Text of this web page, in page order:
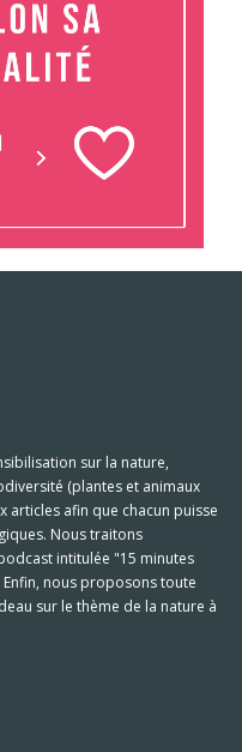
sur la nature,
(plantes et animaux
articles afin que chacun puisse
Nous traitons
intitulée "15 minutes
nous proposons toute
sur le thème de la nature à